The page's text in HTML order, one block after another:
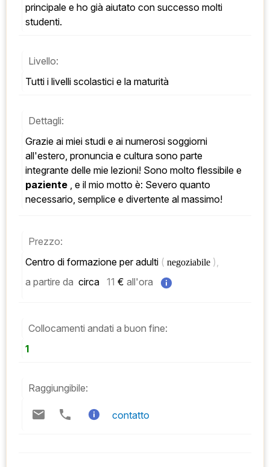
principale e ho già aiutato con successo molti
studenti.
Livello:
Tutti i livelli scolastici e la maturità
Dettagli:
Grazie ai miei studi e ai numerosi soggiorni
all'estero, pronuncia e cultura sono parte
paziente , e il mio motto è: Severo quanto
necessario, semplice e divertente al massimo!
Prezzo:
Centro di formazione per adulti ( negoziabile ),
a partire da circa 11 € all'ora
Collocamenti andati a buon fine:
1
Raggiungibile:
contatto